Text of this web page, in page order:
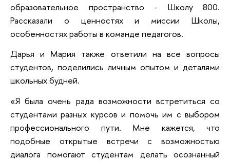
образовательное пространство - Школу 800.
Рассказали о ценностях и миссии Школы,
особенностях работы в команде педагогов.
Дарья и Мария также ответили на все вопросы
студентов, поделились личным опытом и деталями
школьных будней.
«Я была очень рада возможности встретиться со
студентами разных курсов и помочь им с выбором
профессионального пути. Мне кажется, что
подобные открытые встречи с возможностью
диалога помогают студентам делать осознанный